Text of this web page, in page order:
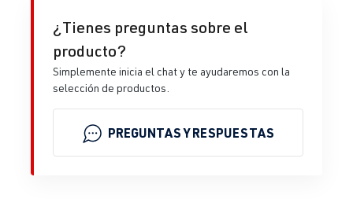
¿Tienes preguntas sobre el
producto?
Simplemente inicia el chat y te ayudaremos con la
selección de productos.
PREGUNTAS Y RESPUESTAS